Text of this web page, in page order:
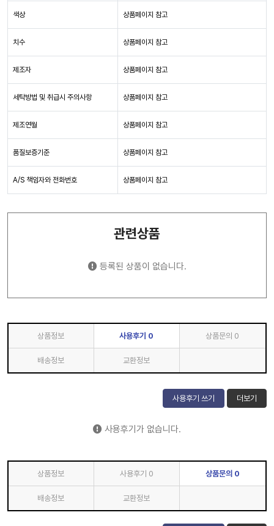
색상 상품페이지 참고
치수 상품페이지 참고
제조자 상품페이지 참고
세탁방법 및 취급시 주의사항 상품페이지 참고
제조연월 상품페이지 참고
품질보증기준 상품페이지 참고
A/S 책임자와 전화번호 상품페이지 참고
관련상품
등록된 상품이 없습니다.
상품정보 사용후기 0 상품문의 0
배송정보 교환정보
사용후기 쓰기 더보기
사용후기가 없습니다.
상품정보 사용후기 0 상품문의 0
배송정보 교환정보